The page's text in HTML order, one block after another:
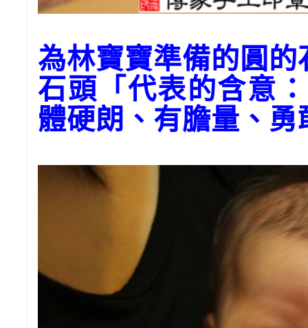
為林寶寶準備的圓的
石頭「代表的含意
體硬朗、有膽量、勇